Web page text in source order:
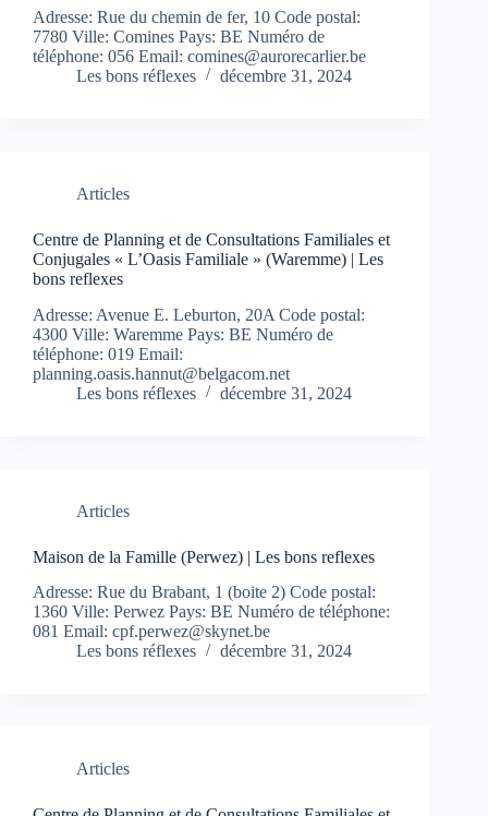
Adresse: Rue du chemin de fer, 10 Code postal:
7780 Ville: Comines Pays: BE Numéro de
téléphone: 056 Email: comines@aurorecarlier.be
Les bons réflexes
décembre 31, 2024
Articles
Centre de Planning et de Consultations Familiales et
Conjugales « L’Oasis Familiale » (Waremme) | Les
bons reflexes
Adresse: Avenue E. Leburton, 20A Code postal:
4300 Ville: Waremme Pays: BE Numéro de
téléphone: 019 Email:
planning.oasis.hannut@belgacom.net
Les bons réflexes
décembre 31, 2024
Articles
Maison de la Famille (Perwez) | Les bons reflexes
Adresse: Rue du Brabant, 1 (boite 2) Code postal:
1360 Ville: Perwez Pays: BE Numéro de téléphone:
081 Email: cpf.perwez@skynet.be
Les bons réflexes
décembre 31, 2024
Articles